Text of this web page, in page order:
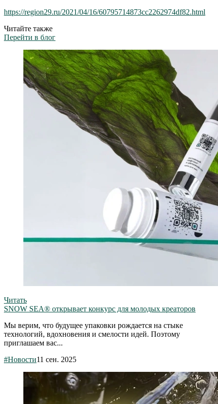
https://region29.ru/2021/04/16/60795714873cc2262974df82.html
Читайте также
Перейти в блог
Читать
SNOW SEA® открывает конкурс для молодых креаторов
Мы верим, что будущее упаковки рождается на стыке
технологий, вдохновения и смелости идей. Поэтому
приглашаем вас...
#Новости11 сен. 2025